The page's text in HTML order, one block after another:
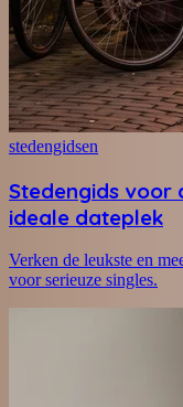
stedengidsen
Stedengids voor
ideale dateplek
Verken de leukste en
voor serieuze singles.